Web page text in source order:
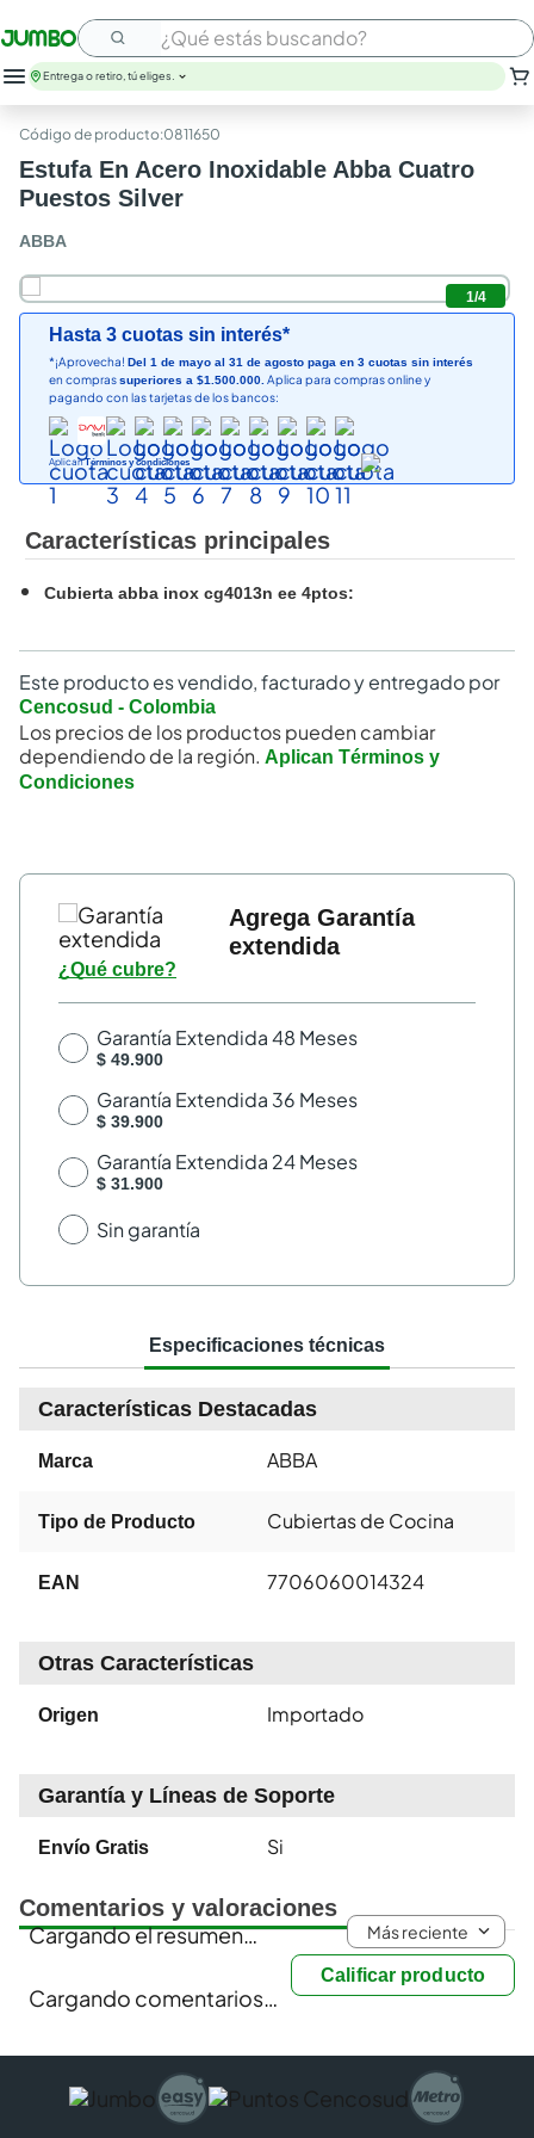
¿Qué estás buscando?
Entrega o retiro, tú eliges.
:0811650
Estufa En Acero Inoxidable Abba Cuatro
Puestos Silver
ABBA
1/4
Hasta 3 cuotas sin interés*
*¡Aprovecha! Del 1 de mayo al 31 de agosto paga en 3 cuotas sin interés
en comprassuperiores a $1.500.000. Aplica para compras online y
pagando con las tarjetas de los bancos:
AplicanTérminos y condiciones
Características principales
Cubierta abba inox cg4013n ee 4ptos:
Este producto es vendido, facturado y entregado por
Cencosud - Colombia
Los precios de los productos pueden cambiar
dependiendo de la región. Aplican Términos y
Condiciones
Agrega Garantía
extendida
¿Qué cubre?
Garantía Extendida 48 Meses
$ 49.900
Garantía Extendida 36 Meses
$ 39.900
Garantía Extendida 24 Meses
$ 31.900
Sin garantía
Especificaciones técnicas
Características Destacadas
Marca ABBA
Tipo de Producto Cubiertas de Cocina
EAN 7706060014324
Otras Características
Origen Importado
Garantía y Líneas de Soporte
Envío Gratis Si
Comentarios y valoraciones
Calificar producto
Cargando el resumen… Más reciente
Cargando comentarios…